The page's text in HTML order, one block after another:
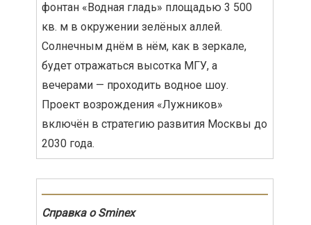
фонтан «Водная гладь» площадью 3 500
кв. м в окружении зелёных аллей.
Солнечным днём в нём, как в зеркале,
будет отражаться высотка МГУ, а
вечерами — проходить водное шоу.
Проект возрождения «Лужников»
включён в стратегию развития Москвы до
2030 года.
Справка о Sminex